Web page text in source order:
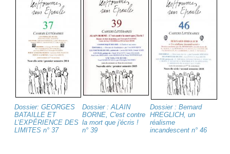
Dossier: GEORGES
BATAILLE ET
L’EXPÉRIENCE DES
LIMITES n° 37
Dossier : ALAIN
BORNE, C'est contre
la mort que j'écris !
n° 39
Dossier : Bernard
HREGLICH, un
réalisme
incandescent n° 46